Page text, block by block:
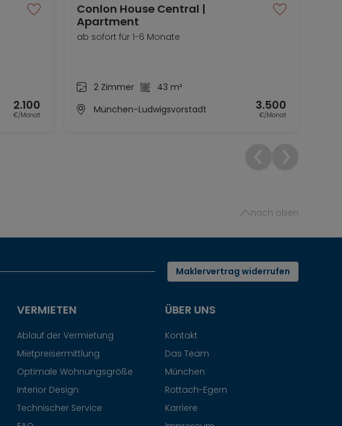
2.100
€/Monat
Conlon House Central |
Apartment
ab sofort für 1-6 Monate
2 Zimmer
43 m²
München-Ludwigsvorstadt
3.500
€/Monat
nach oben
Maklervertrag widerrufen
VERMIETEN
Ablauf der Vermietung
Mietpreisermittlung
Optimale Wohnungsgröße
Interior Design
Technischer Service
ÜBER UNS
Kontakt
Das Team
München
Rottach-Egern
Karriere